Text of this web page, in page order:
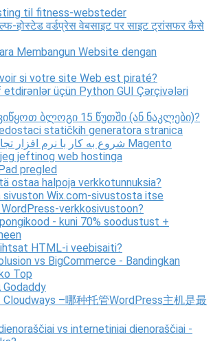
til fitness-websteder
होस्टेड वर्डप्रेस वेबसाइट पर साइट ट्रांसफर कैसे
Membangun Website dengan
si votre site Web est piraté?
etdirənlər üçün Python GUI Çərçivələri
ბლოგი 15 წუთში (ან ნაკლები)?
statičkih generatora stranica
شروع به کار با نرم افزار تجارت الکترونیک Magento
jeftinog web hostinga
pregled
ostaa halpoja verkkotunnuksia?
sivuston Wix.com-sivustosta itse
verkkosivustoon?
- kuni 70% soodustust +
HTML-i veebisaiti?
vs BigCommerce - Bandingkan
Top
Godaddy
Cloudways –哪种托管WordPress主机是最
vs internetiniai dienoraščiai -